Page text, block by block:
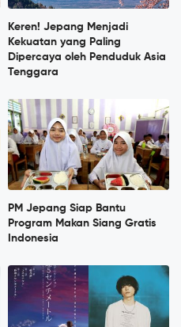
Keren! Jepang Menjadi
Kekuatan yang Paling
Dipercaya oleh Penduduk Asia
Tenggara
PM Jepang Siap Bantu
Program Makan Siang Gratis
Indonesia